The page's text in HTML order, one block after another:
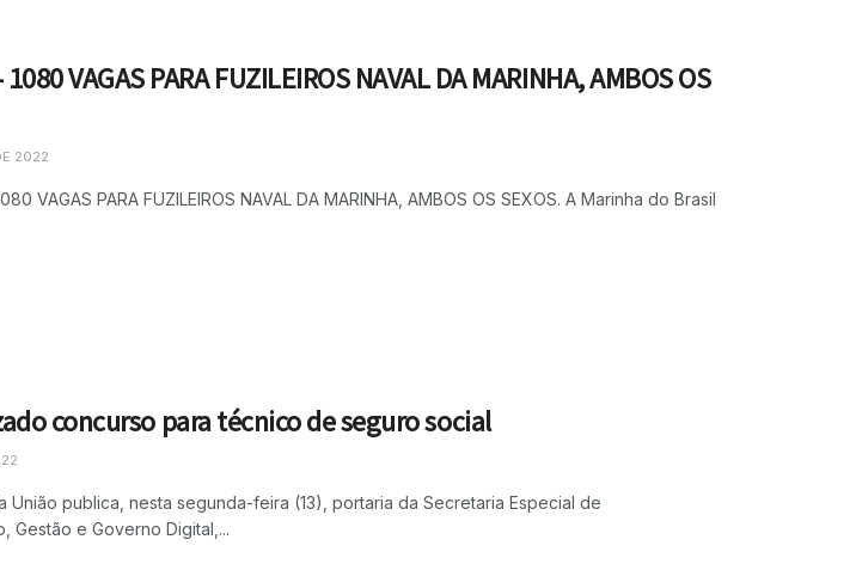
1080 VAGAS PARA FUZILEIROS NAVAL DA MARINHA, AMBOS OS
2022
VAGAS PARA FUZILEIROS NAVAL DA MARINHA, AMBOS OS SEXOS. A Marinha do Brasil
concurso para técnico de seguro social
União publica, nesta segunda-feira (13), portaria da Secretaria Especial de
Gestão e Governo Digital,...